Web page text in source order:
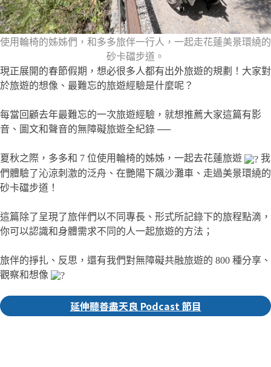
使用輪椅的姊姊們，和多多旅伴一行人，一起走花蓮美景環繞的
砂卡礑步道。
現正展開的春節假期，想必很多人都有出外旅遊的規劃！大家對
於旅遊的想像、最難忘的旅遊經驗是什麼呢？
每當回顧去年最難忘的一次旅遊經驗，就想推薦大家這篇有影
音、圖文和聲音的無障礙旅遊全紀錄 ──
夏秋之際，多多和 7 位使用輪椅的姊姊，一起去花蓮旅遊
我
們體驗了沁涼刺激的泛舟、在艷陽下飆沙灘車、走過美景環繞的
砂卡礑步道！
這篇除了呈現了旅伴們以不同專長、形式所記錄下的旅程點滴，
你可以認識和身體需求不同的人一起旅遊的方法；
旅伴的掙扎、反思，還有我們對無障礙共融旅遊的 800 種分享、
觀察和想像
延伸聽善盡天良 Podcast 節目